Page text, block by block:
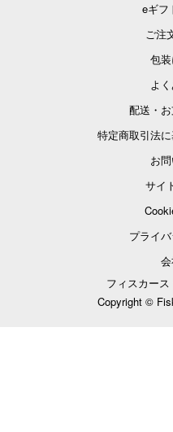
eギフ
ご注
包
よ
配送・
特定商取引法
お
サイ
プライ
フィスカー
Copyright ©